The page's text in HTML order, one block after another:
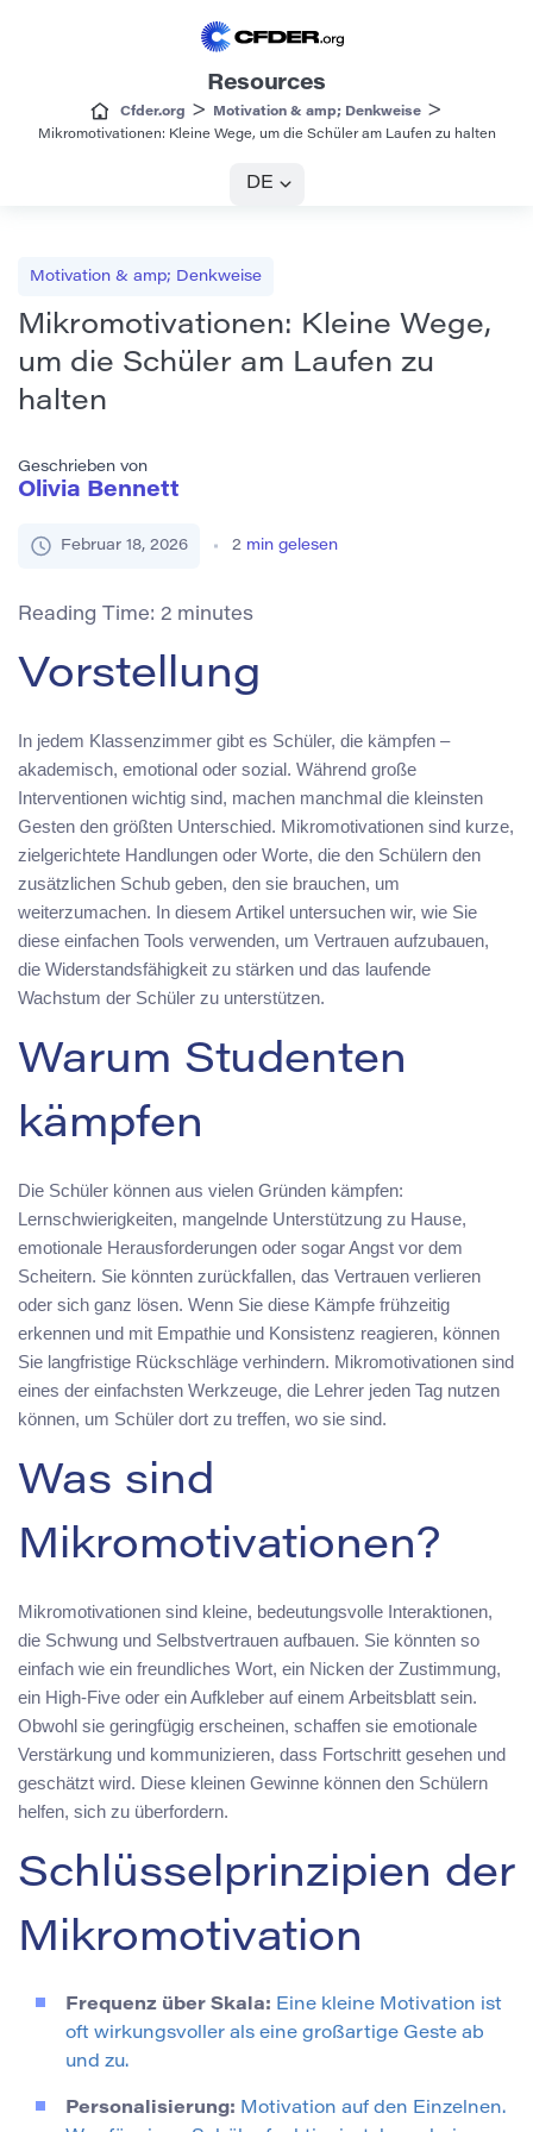
Resources
Cfder.org > Motivation & amp; Denkweise >
Mikromotivationen: Kleine Wege, um die Schüler am Laufen zu halten
DE
Motivation & amp; Denkweise
Mikromotivationen: Kleine Wege,
um die Schüler am Laufen zu
halten
Geschrieben von
Olivia Bennett
Februar 18, 2026 2 min gelesen
Reading Time: 2 minutes
Vorstellung
In jedem Klassenzimmer gibt es Schüler, die kämpfen –
akademisch, emotional oder sozial. Während große
Interventionen wichtig sind, machen manchmal die kleinsten
Gesten den größten Unterschied. Mikromotivationen sind kurze,
zielgerichtete Handlungen oder Worte, die den Schülern den
zusätzlichen Schub geben, den sie brauchen, um
weiterzumachen. In diesem Artikel untersuchen wir, wie Sie
diese einfachen Tools verwenden, um Vertrauen aufzubauen,
die Widerstandsfähigkeit zu stärken und das laufende
Wachstum der Schüler zu unterstützen.
Warum Studenten
kämpfen
Die Schüler können aus vielen Gründen kämpfen:
Lernschwierigkeiten, mangelnde Unterstützung zu Hause,
emotionale Herausforderungen oder sogar Angst vor dem
Scheitern. Sie könnten zurückfallen, das Vertrauen verlieren
oder sich ganz lösen. Wenn Sie diese Kämpfe frühzeitig
erkennen und mit Empathie und Konsistenz reagieren, können
Sie langfristige Rückschläge verhindern. Mikromotivationen sind
eines der einfachsten Werkzeuge, die Lehrer jeden Tag nutzen
können, um Schüler dort zu treffen, wo sie sind.
Was sind
Mikromotivationen?
Mikromotivationen sind kleine, bedeutungsvolle Interaktionen,
die Schwung und Selbstvertrauen aufbauen. Sie könnten so
einfach wie ein freundliches Wort, ein Nicken der Zustimmung,
ein High-Five oder ein Aufkleber auf einem Arbeitsblatt sein.
Obwohl sie geringfügig erscheinen, schaffen sie emotionale
Verstärkung und kommunizieren, dass Fortschritt gesehen und
geschätzt wird. Diese kleinen Gewinne können den Schülern
helfen, sich zu überfordern.
Schlüsselprinzipien der
Mikromotivation
Frequenz über Skala: Eine kleine Motivation ist
oft wirkungsvoller als eine großartige Geste ab
und zu.
Personalisierung: Motivation auf den Einzelnen.